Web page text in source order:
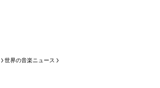
世界の音楽ニュース